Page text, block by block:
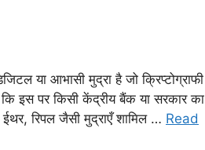
या आभासी मुद्रा है जो क्रिप्टोग्राफी
कि इस पर किसी केंद्रीय बैंक या सरकार का
रिपल जैसी मुद्राएँ शामिल … Read